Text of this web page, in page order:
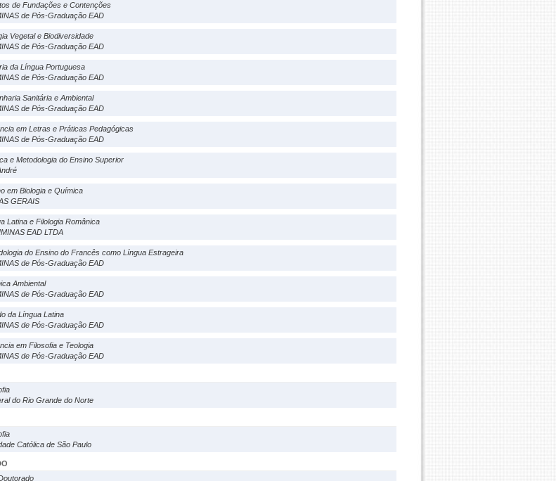
de Fundações e Contenções
de Pós-Graduação EAD
Vegetal e Biodiversidade
de Pós-Graduação EAD
da Língua Portuguesa
de Pós-Graduação EAD
Sanitária e Ambiental
de Pós-Graduação EAD
em Letras e Práticas Pedagógicas
de Pós-Graduação EAD
e Metodologia do Ensino Superior
em Biologia e Química
GERAIS
Latina e Filologia Românica
EAD LTDA
do Ensino do Francês como Língua Estrageira
de Pós-Graduação EAD
Ambiental
de Pós-Graduação EAD
da Língua Latina
de Pós-Graduação EAD
em Filosofia e Teologia
de Pós-Graduação EAD
do Rio Grande do Norte
Católica de São Paulo